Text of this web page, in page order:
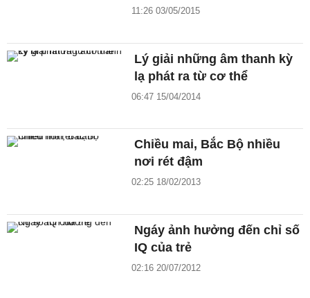
11:26 03/05/2015
Lý giải những âm thanh kỳ
lạ phát ra từ cơ thể
06:47 15/04/2014
Chiều mai, Bắc Bộ nhiều
nơi rét đậm
02:25 18/02/2013
Ngáy ảnh hưởng đến chỉ số
IQ của trẻ
02:16 20/07/2012